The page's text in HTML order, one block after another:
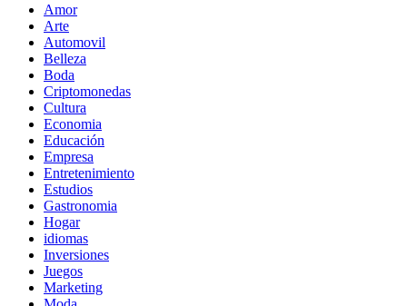
Amor
Arte
Automovil
Belleza
Boda
Criptomonedas
Cultura
Economia
Educación
Empresa
Entretenimiento
Estudios
Gastronomia
Hogar
idiomas
Inversiones
Juegos
Marketing